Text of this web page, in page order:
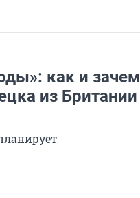
как и зачем
из Британии